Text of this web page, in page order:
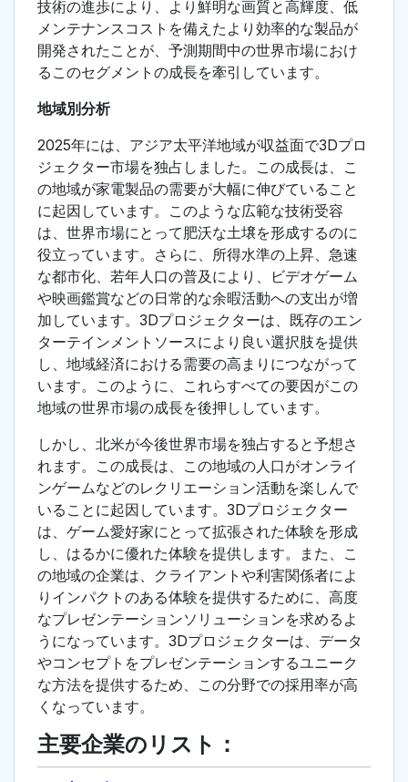
技術の進歩により、より鮮明な画質と高輝度、低
メンテナンスコストを備えたより効率的な製品が
開発されたことが、予測期間中の世界市場におけ
るこのセグメントの成長を牽引しています。
地域別分析
2025年には、アジア太平洋地域が収益面で3Dプロ
ジェクター市場を独占しました。この成長は、こ
の地域が家電製品の需要が大幅に伸びていること
に起因しています。このような広範な技術受容
は、世界市場にとって肥沃な土壌を形成するのに
役立っています。さらに、所得水準の上昇、急速
な都市化、若年人口の普及により、ビデオゲーム
や映画鑑賞などの日常的な余暇活動への支出が増
加しています。3Dプロジェクターは、既存のエン
ターテインメントソースにより良い選択肢を提供
し、地域経済における需要の高まりにつながって
います。このように、これらすべての要因がこの
地域の世界市場の成長を後押ししています。
しかし、北米が今後世界市場を独占すると予想さ
れます。この成長は、この地域の人口がオンライ
ンゲームなどのレクリエーション活動を楽しんで
いることに起因しています。3Dプロジェクター
は、ゲーム愛好家にとって拡張された体験を形成
し、はるかに優れた体験を提供します。また、こ
の地域の企業は、クライアントや利害関係者によ
りインパクトのある体験を提供するために、高度
なプレゼンテーションソリューションを求めるよ
うになっています。3Dプロジェクターは、データ
やコンセプトをプレゼンテーションするユニーク
な方法を提供するため、この分野での採用率が高
くなっています。
主要企業のリスト：